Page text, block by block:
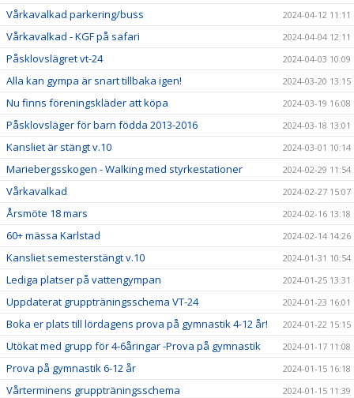
Vårkavalkad parkering/buss 2024-04-12 11:11
Vårkavalkad - KGF på safari 2024-04-04 12:11
Påsklovslägret vt-24 2024-04-03 10:09
Alla kan gympa är snart tillbaka igen! 2024-03-20 13:15
Nu finns föreningskläder att köpa 2024-03-19 16:08
Påsklovsläger för barn födda 2013-2016 2024-03-18 13:01
Kansliet är stängt v.10 2024-03-01 10:14
Mariebergsskogen - Walking med styrkestationer 2024-02-29 11:54
Vårkavalkad 2024-02-27 15:07
Årsmöte 18 mars 2024-02-16 13:18
60+ mässa Karlstad 2024-02-14 14:26
Kansliet semesterstängt v.10 2024-01-31 10:54
Lediga platser på vattengympan 2024-01-25 13:31
Uppdaterat gruppträningsschema VT-24 2024-01-23 16:01
Boka er plats till lördagens prova på gymnastik 4-12 år! 2024-01-22 15:15
Utökat med grupp för 4-6åringar -Prova på gymnastik 2024-01-17 11:08
Prova på gymnastik 6-12 år 2024-01-15 16:18
Vårterminens gruppträningsschema 2024-01-15 11:39